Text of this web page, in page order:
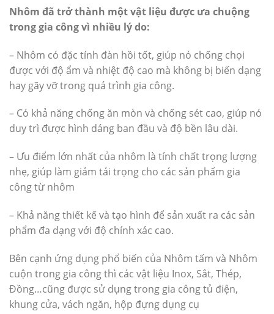
Nhôm đã trở thành một vật liệu được ưa chuộng
trong gia công vì nhiều lý do:
– Nhôm có đặc tính đàn hồi tốt, giúp nó chống chọi
được với độ ẩm và nhiệt độ cao mà không bị biến dạng
hay gãy vỡ trong quá trình gia công.
– Có khả năng chống ăn mòn và chống sét cao, giúp nó
duy trì được hình dáng ban đầu và độ bền lâu dài.
– Ưu điểm lớn nhất của nhôm là tính chất trọng lượng
nhẹ, giúp làm giảm tải trọng cho các sản phẩm gia
công từ nhôm
– Khả năng thiết kế và tạo hình để sản xuất ra các sản
phẩm đa dạng với độ chính xác cao.
Bên cạnh ứng dụng phổ biến của Nhôm tấm và Nhôm
cuộn trong gia công thì các vật liệu Inox, Sắt, Thép,
Đồng…cũng được sử dụng trong gia công tủ điện,
khung cửa, vách ngăn, hộp đựng dụng cụ